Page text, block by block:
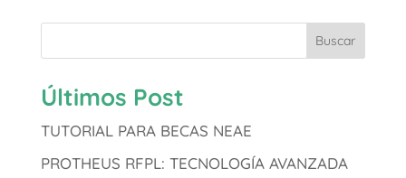
Buscar
Últimos Post
TUTORIAL PARA BECAS NEAE
PROTHEUS RFPL: TECNOLOGÍA AVANZADA